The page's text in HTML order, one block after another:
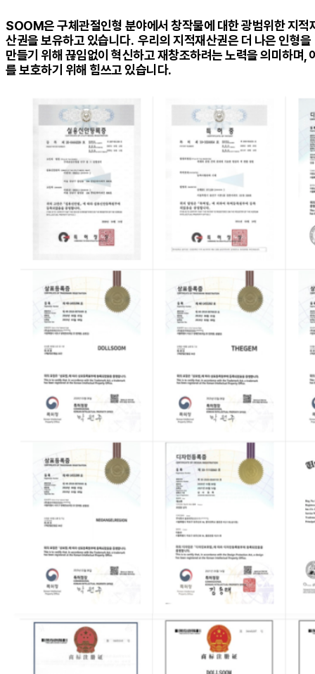
SOOM은 구체관절인형 분야에서 창작물에 대한 광범위한 지적
산권을 보유하고 있습니다. 우리의 지적재산권은 더 나은 인형을
만들기 위해 끊임없이 혁신하고 재창조하려는 노력을 의미하며,
를 보호하기 위해 힘쓰고 있습니다.